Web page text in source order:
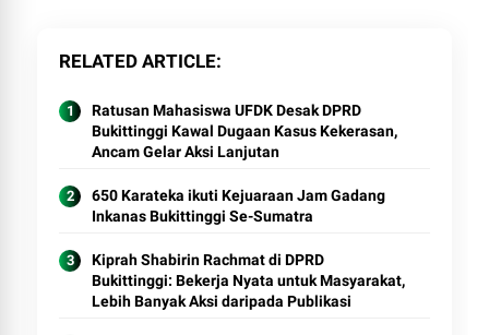
RELATED ARTICLE
Ratusan Mahasiswa UFDK Desak DPRD
Bukittinggi Kawal Dugaan Kasus Kekerasan,
Ancam Gelar Aksi Lanjutan
650 Karateka ikuti Kejuaraan Jam Gadang
Inkanas Bukittinggi Se-Sumatra
Kiprah Shabirin Rachmat di DPRD
Bukittinggi: Bekerja Nyata untuk Masyarakat,
Lebih Banyak Aksi daripada Publikasi